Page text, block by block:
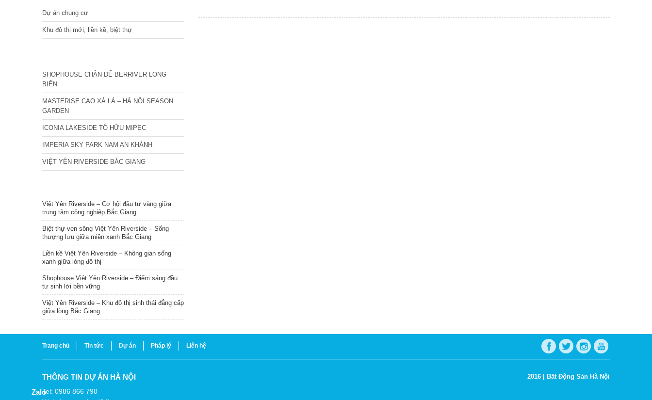
Dự án chung cư
Khu đô thị mới, liền kề, biệt thự
SHOPHOUSE CHÂN ĐẾ BERRIVER LONG
BIÊN
MASTERISE CAO XÀ LÁ – HÀ NỘI SEASON
GARDEN
ICONIA LAKESIDE TỐ HỮU MIPEC
IMPERIA SKY PARK NAM AN KHÁNH
VIỆT YÊN RIVERSIDE BẮC GIANG
Việt Yên Riverside – Cơ hội đầu tư vàng giữa
trung tâm công nghiệp Bắc Giang
Biệt thự ven sông Việt Yên Riverside – Sống
thượng lưu giữa miền xanh Bắc Giang
Liền kề Việt Yên Riverside – Không gian sống
xanh giữa lòng đô thị
Shophouse Việt Yên Riverside – Điểm sáng đầu
tư sinh lời bền vững
Việt Yên Riverside – Khu đô thị sinh thái đẳng cấp
giữa lòng Bắc Giang
Trang chủ Tin tức Dự án Pháp lý Liên hệ
THÔNG TIN DỰ ÁN HÀ NỘI
Tel: 0986 866 790
2016 | Bất Động Sản Hà Nội
Zalo